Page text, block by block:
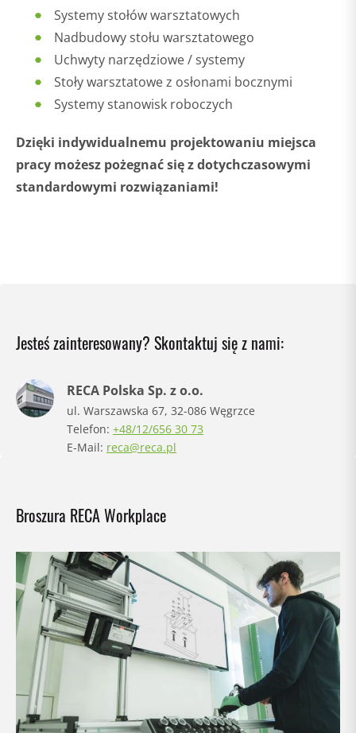
Jesteś zainteresowany? Skontaktuj się z nami:
RECA Polska Sp. z o.o.
ul. Warszawska 67, 32-086 Węgrzce
Telefon: +48/12/656 30 73
E-Mail: reca@reca.pl
Broszura RECA Workplace
Systemy stołów warsztatowych
Nadbudowy stołu warsztatowego
Uchwyty narzędziowe / systemy
Stoły warsztatowe z osłonami bocznymi
Systemy stanowisk roboczych
Dzięki indywidualnemu projektowaniu miejsca
pracy możesz pożegnać się z dotychczasowymi
standardowymi rozwiązaniami!